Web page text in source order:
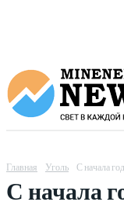
Главная Уголь С начала
С начала